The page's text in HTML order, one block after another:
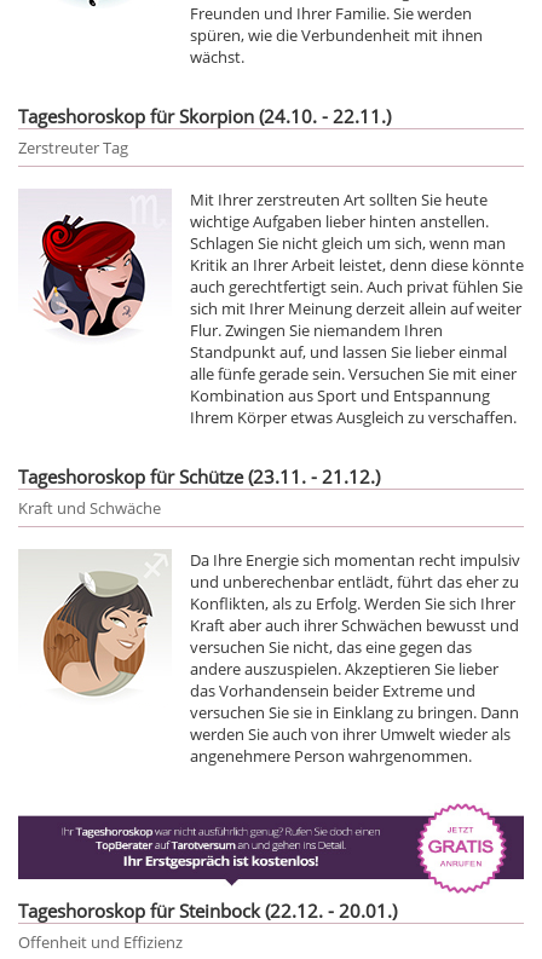
Freunden und Ihrer Familie. Sie werden
spüren, wie die Verbundenheit mit ihnen
wächst.
Tageshoroskop für Skorpion (24.10. - 22.11.)
Zerstreuter Tag
Mit Ihrer zerstreuten Art sollten Sie heute
wichtige Aufgaben lieber hinten anstellen.
Schlagen Sie nicht gleich um sich, wenn man
Kritik an Ihrer Arbeit leistet, denn diese könnte
auch gerechtfertigt sein. Auch privat fühlen Sie
sich mit Ihrer Meinung derzeit allein auf weiter
Flur. Zwingen Sie niemandem Ihren
Standpunkt auf, und lassen Sie lieber einmal
alle fünfe gerade sein. Versuchen Sie mit einer
Kombination aus Sport und Entspannung
Ihrem Körper etwas Ausgleich zu verschaffen.
Tageshoroskop für Schütze (23.11. - 21.12.)
Kraft und Schwäche
Da Ihre Energie sich momentan recht impulsiv
und unberechenbar entlädt, führt das eher zu
Konflikten, als zu Erfolg. Werden Sie sich Ihrer
Kraft aber auch ihrer Schwächen bewusst und
versuchen Sie nicht, das eine gegen das
andere auszuspielen. Akzeptieren Sie lieber
das Vorhandensein beider Extreme und
versuchen Sie sie in Einklang zu bringen. Dann
werden Sie auch von ihrer Umwelt wieder als
angenehmere Person wahrgenommen.
Tageshoroskop für Steinbock (22.12. - 20.01.)
Offenheit und Effizienz